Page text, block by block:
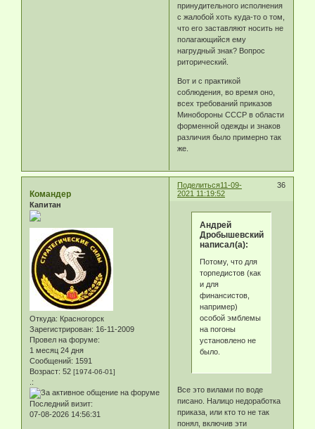
принудительного исполнения
с жалобой хоть куда-то о том,
что его заставляют носить не
полагающийся ему
нагрудный знак? Вопрос
риторический.
Вот и с практикой
соблюдения, во время оно,
всех требований приказов
Минобороны СССР в области
форменной одежды и знаков
различия было примерно так
же.
Поделиться 36
11-09-
2021 11:19:52
Командер
Капитан
Откуда: Красногорск
Зарегистрирован: 16-11-2009
Провел на форуме:
1 месяц 24 дня
Сообщений: 1591
Возраст: 52 [1974-06-01]
.:
Последний визит:
07-08-2026 14:56:31
Андрей
Дробышевский
написал(а):
Потому, что для
торпедистов (как
и для
финансистов,
например)
особой эмблемы
на погоны
установлено не
было.
Все это вилами по воде
писано. Налицо недоработка
приказа, или кто то не так
понял, включив эти